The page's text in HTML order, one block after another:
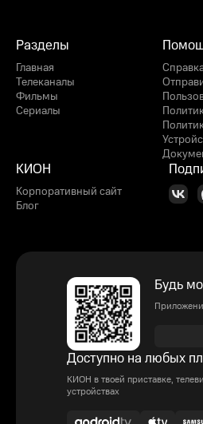
Разделы
Главная
Телеканалы
Фильмы
Сериалы
КИОН
Корпоративный сайт
Блог
Будь
Доступно на любых
КИОН в твоей приставке,
устройствах